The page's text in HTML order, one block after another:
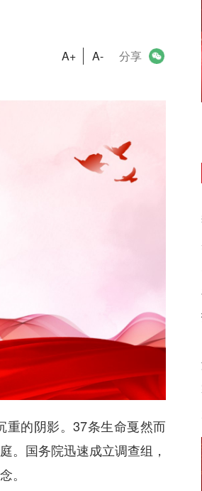
A+ A- 分享
重的阴影。37条生命戛然而
。国务院迅速成立调查组，
。